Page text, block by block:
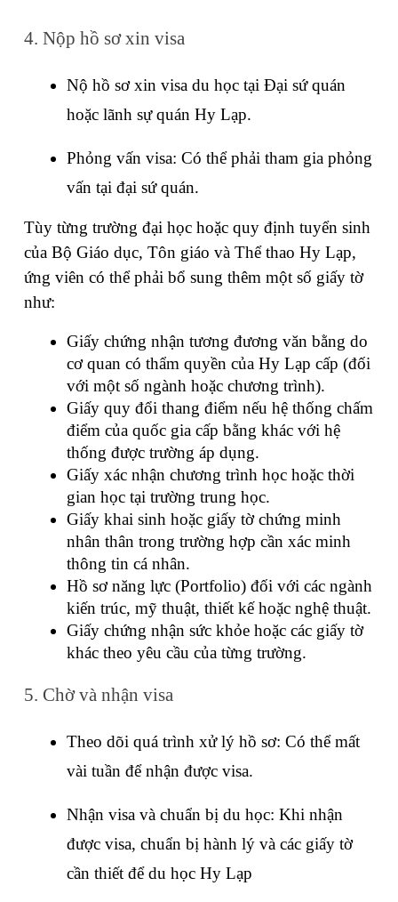
4. Nộp hồ sơ xin visa
Nộ hồ sơ xin visa du học tại Đại sứ quán
hoặc lãnh sự quán Hy Lạp.
Phỏng vấn visa: Có thể phải tham gia phỏng
vấn tại đại sứ quán.
Tùy từng trường đại học hoặc quy định tuyển sinh
của Bộ Giáo dục, Tôn giáo và Thể thao Hy Lạp,
ứng viên có thể phải bổ sung thêm một số giấy tờ
như:
Giấy chứng nhận tương đương văn bằng do
cơ quan có thẩm quyền của Hy Lạp cấp (đối
với một số ngành hoặc chương trình).
Giấy quy đổi thang điểm nếu hệ thống chấm
điểm của quốc gia cấp bằng khác với hệ
thống được trường áp dụng.
Giấy xác nhận chương trình học hoặc thời
gian học tại trường trung học.
Giấy khai sinh hoặc giấy tờ chứng minh
nhân thân trong trường hợp cần xác minh
thông tin cá nhân.
Hồ sơ năng lực (Portfolio) đối với các ngành
kiến trúc, mỹ thuật, thiết kế hoặc nghệ thuật.
Giấy chứng nhận sức khỏe hoặc các giấy tờ
khác theo yêu cầu của từng trường.
5. Chờ và nhận visa
Theo dõi quá trình xử lý hồ sơ: Có thể mất
vài tuần để nhận được visa.
Nhận visa và chuẩn bị du học: Khi nhận
được visa, chuẩn bị hành lý và các giấy tờ
cần thiết để du học Hy Lạp